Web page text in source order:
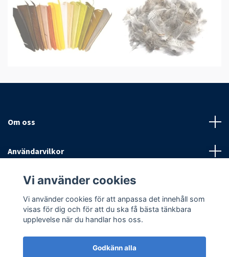
Om oss
Användarvilkor
Sociala medier
Vi använder cookies
Vi använder cookies för att anpassa det innehåll som
visas för dig och för att du ska få bästa tänkbara
upplevelse när du handlar hos oss.
Godkänn alla